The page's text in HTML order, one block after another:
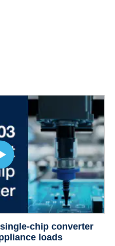
chip converter
loads